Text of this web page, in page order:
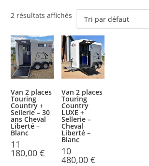
2 résultats affichés
Van 2 places
Touring
Country +
Sellerie – 30
ans Cheval
Liberté –
Blanc
11
180,00€
Van 2 places
Touring
Country
LUXE +
Sellerie –
Cheval
Liberté –
Blanc
10
480,00 €